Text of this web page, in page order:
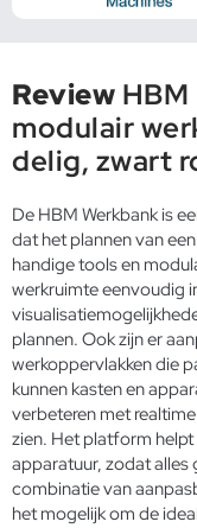
Review
modulair
delig, zwart
De HBM Werkbank is
dat het plannen van
handige tools en
werkruimte eenvoudig
plannen. Ook zijn er
werkoppervlakken die
kunnen kasten en
verbeteren met
zien. Het platform
apparatuur, zodat alles
combinatie van
het mogelijk om de